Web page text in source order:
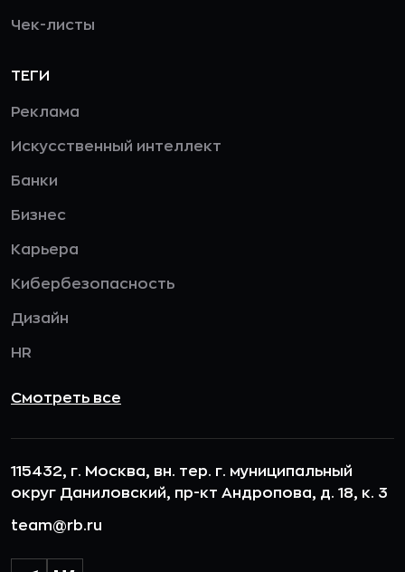
Чек-листы
ТЕГИ
Реклама
Искусственный интеллект
Банки
Бизнес
Карьера
Кибербезопасность
Дизайн
HR
Смотреть все
115432, г. Москва, вн. тер. г. муниципальный
округ Даниловский, пр-кт Андропова, д. 18, к. 3
team@rb.ru